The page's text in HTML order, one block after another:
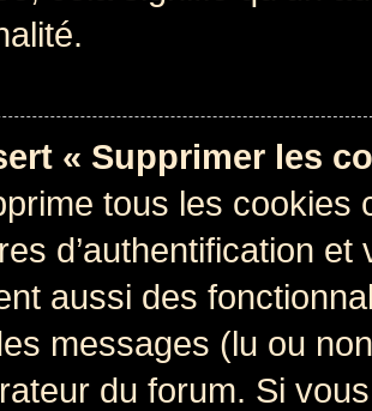
« Supprimer les
tous les cookies
d’authentification
aussi des
messages (lu ou
du forum. Si